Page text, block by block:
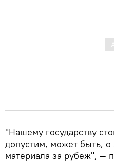
"Нашему государству
допустим, может быть, о
материала за рубеж", —